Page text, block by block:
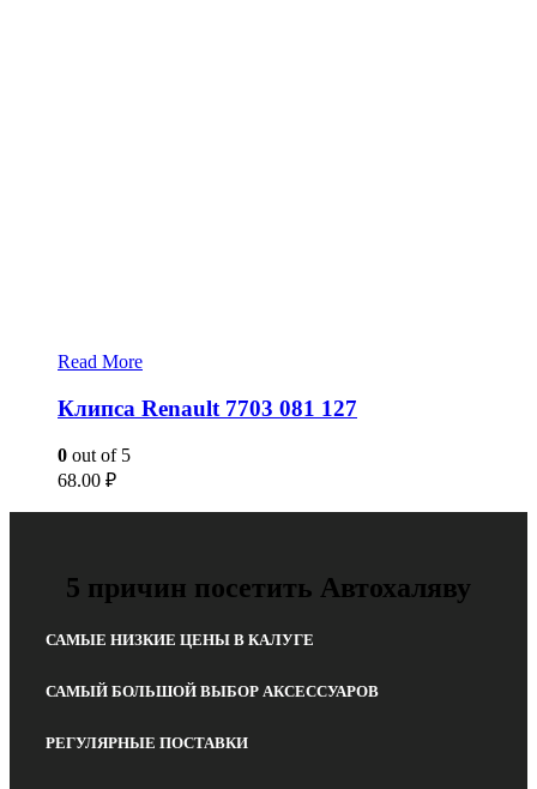
Read More
Клипса Renault 7703 081 127
0 out of 5
68.00 ₽
5 причин посетить Автохаляву
САМЫЕ НИЗКИЕ ЦЕНЫ В КАЛУГЕ
САМЫЙ БОЛЬШОЙ ВЫБОР АКСЕССУАРОВ
РЕГУЛЯРНЫЕ ПОСТАВКИ